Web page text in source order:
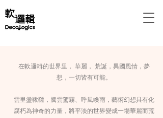
在軟邏輯的世界里， 華麗， 荒誕，異國風情，夢
想，一切皆有可能。
雲里盪鞦韆，騰雲駕霧、呼風喚雨，藝術幻想具有化
腐朽為神奇的力量，將平淡的世界變成一場華麗而荒